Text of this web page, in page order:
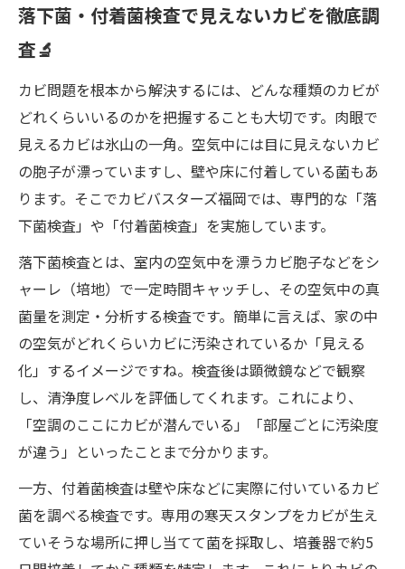
落下菌・付着菌検査で見えないカビを徹底調
査🔬
カビ問題を根本から解決するには、どんな種類のカビが
どれくらいいるのかを把握することも大切です。肉眼で
見えるカビは氷山の一角。空気中には目に見えないカビ
の胞子が漂っていますし、壁や床に付着している菌もあ
ります。そこでカビバスターズ福岡では、専門的な「落
下菌検査」や「付着菌検査」を実施しています。
落下菌検査とは、室内の空気中を漂うカビ胞子などをシ
ャーレ（培地）で一定時間キャッチし、その空気中の真
菌量を測定・分析する検査です。簡単に言えば、家の中
の空気がどれくらいカビに汚染されているか「見える
化」するイメージですね。検査後は顕微鏡などで観察
し、清浄度レベルを評価してくれます。これにより、
「空調のここにカビが潜んでいる」「部屋ごとに汚染度
が違う」といったことまで分かります。
一方、付着菌検査は壁や床などに実際に付いているカビ
菌を調べる検査です。専用の寒天スタンプをカビが生え
ていそうな場所に押し当てて菌を採取し、培養器で約5